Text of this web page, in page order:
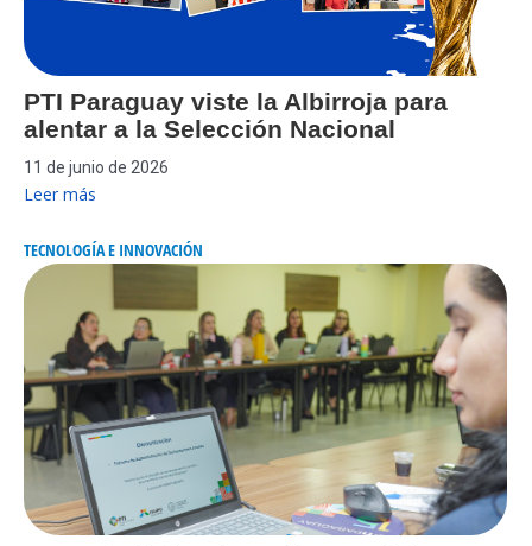
PTI Paraguay viste la Albirroja para
alentar a la Selección Nacional
11 de junio de 2026
Leer más
TECNOLOGÍA E INNOVACIÓN